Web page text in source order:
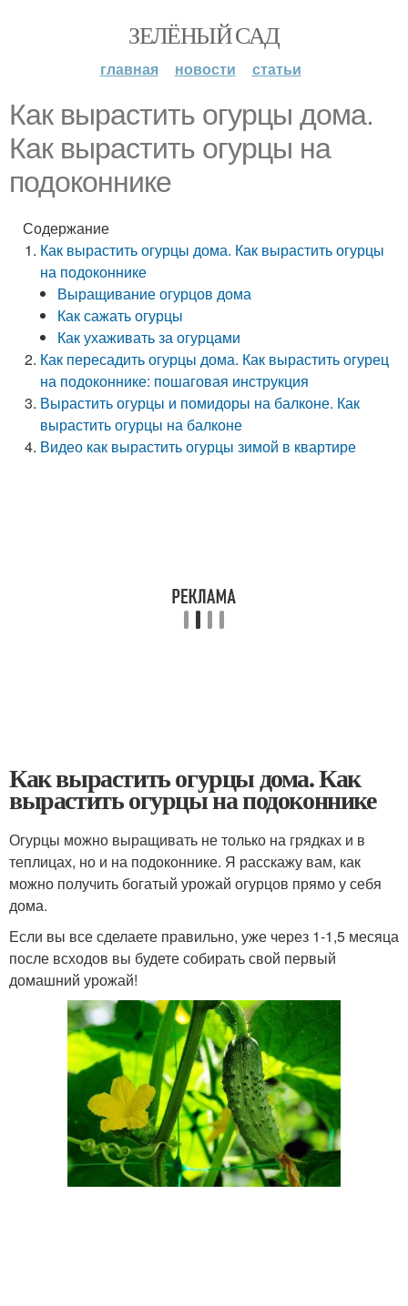
ЗЕЛЁНЫЙ САД
главная новости статьи
Как вырастить огурцы дома.
Как вырастить огурцы на
подоконнике
Содержание
Как вырастить огурцы дома. Как вырастить огурцы
на подоконнике
Выращивание огурцов дома
Как сажать огурцы
Как ухаживать за огурцами
Как пересадить огурцы дома. Как вырастить огурец
на подоконнике: пошаговая инструкция
Вырастить огурцы и помидоры на балконе. Как
вырастить огурцы на балконе
Видео как вырастить огурцы зимой в квартире
Как вырастить огурцы дома. Как
вырастить огурцы на подоконнике
Огурцы можно выращивать не только на грядках и в
теплицах, но и на подоконнике. Я расскажу вам, как
можно получить богатый урожай огурцов прямо у себя
дома.
Если вы все сделаете правильно, уже через 1-1,5 месяца
после всходов вы будете собирать свой первый
домашний урожай!